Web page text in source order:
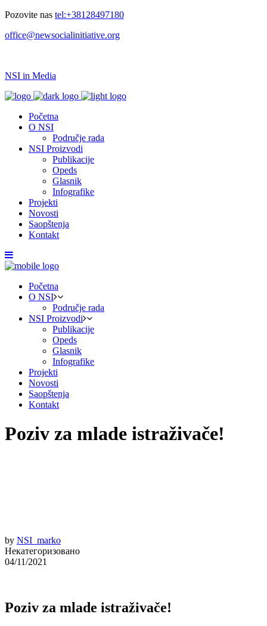
Pozovite nas tel:+38128497180
office@newsocialinitiative.org
NSI in Media
Početna
O NSI
Područje rada
NSI Proizvodi
Publikacije
Opeds
Glasnik
Infografike
Projekti
Novosti
Saopštenja
Kontakt
Početna
O NSI
Područje rada
NSI Proizvodi
Publikacije
Opeds
Glasnik
Infografike
Projekti
Novosti
Saopštenja
Kontakt
Poziv za mlade istraživače!
by NSI_marko
Некатегоризовано
04/11/2021
Poziv za mlade istraživače!